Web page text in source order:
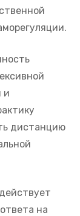
и
дистанцию
на